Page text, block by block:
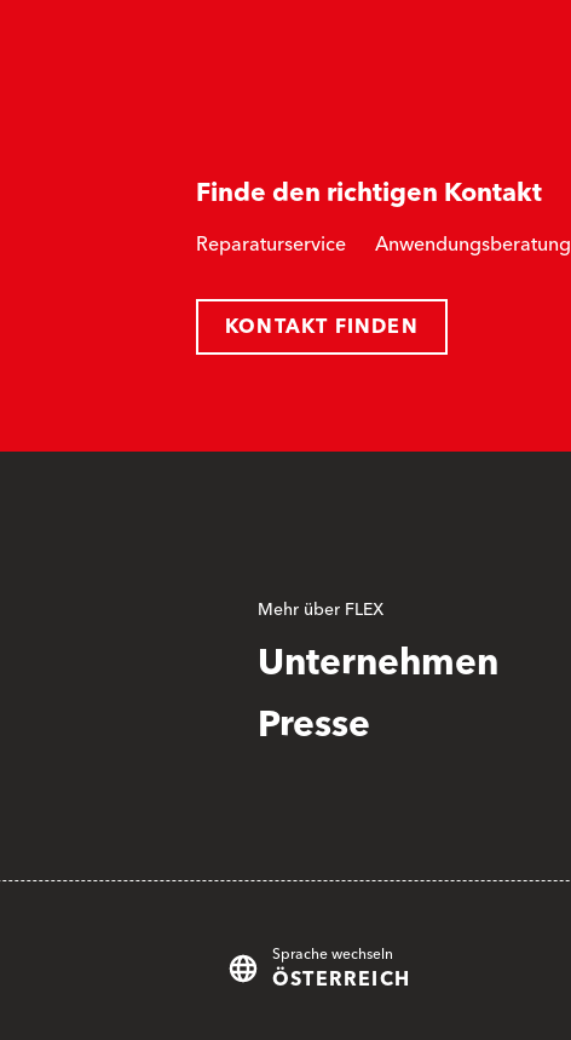
Finde den richtigen Kontakt
Reparaturservice Anwendungsberatung
KONTAKT FINDEN
Mehr über FLEX
Unternehmen
Presse
Sprache wechseln
ÖSTERREICH